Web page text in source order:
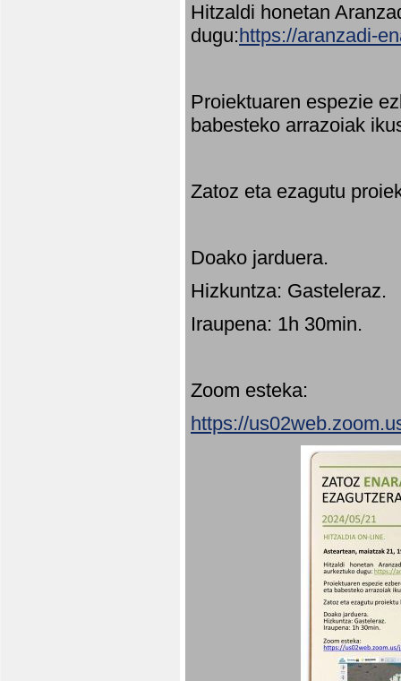
Hitzaldi honetan
dugu:https://aranzadi-
Proiektuaren espezie
babesteko arrazoiak
Zatoz eta ezagutu
Doako jarduera.
Hizkuntza: Gasteleraz.
Iraupena: 1h 30min.
Zoom esteka:
https://